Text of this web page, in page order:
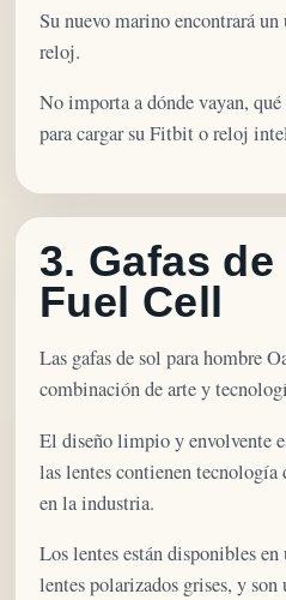
Su nuevo marino encontrará
reloj.
No importa a dónde vayan,
para cargar su Fitbit o reloj
3. Gafas
Fuel Cell
Las gafas de sol para hombre
combinación de arte y
El diseño limpio y envolvente
las lentes contienen
en la industria.
Los lentes están disponibles en
lentes polarizados grises, y son